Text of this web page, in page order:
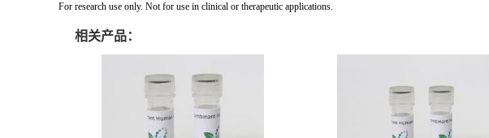
For research use only. Not for use in clinical or therapeutic applications.
相关产品：